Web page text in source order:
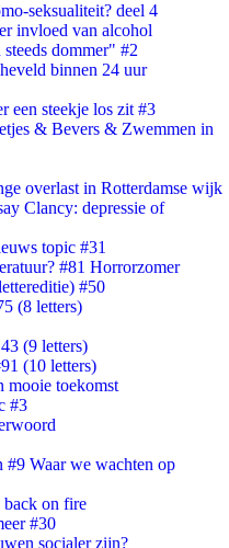
seksualiteit? deel 4
invloed van alcohol
dommer" #2
binnen 24 uur
een steekje los zit #3
& Bevers & Zwemmen in
overlast in Rotterdamse wijk
Clancy: depressie of
topic #31
#81 Horrorzomer
#50
(8 letters)
(9 letters)
(10 letters)
mooie toekomst
#3
Waar we wachten op
on fire
#30
socialer zijn?